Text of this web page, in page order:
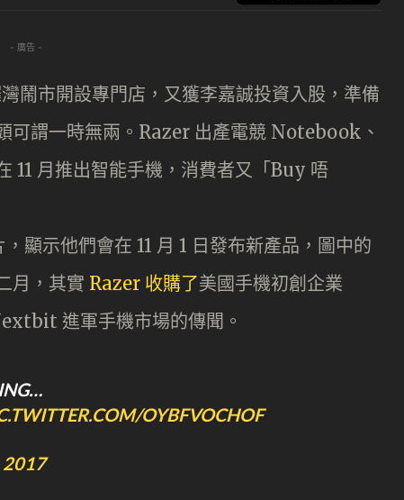
- 廣告 -
鬧市開設專門店，又獲李嘉誠投資入股，準備
可謂一時無兩。Razer 出產電競 Notebook、
11 月推出智能手機，消費者又「Buy 唔
示他們會在 11 月 1 日發布新產品，圖中的
月，其實 Razer 收購了美國手機初創企業
進軍手機市場的傳聞。
OYBFVOCHOF
2017